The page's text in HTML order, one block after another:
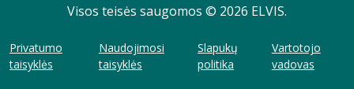
Visos teisės saugomos © 2026 ELVIS.
Privatumo
taisyklės
Naudojimosi
taisyklės
Slapukų
politika
Vartotojo
vadovas